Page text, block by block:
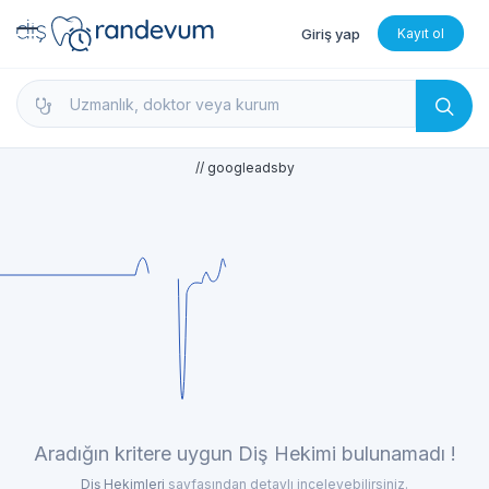
dishekimleri.net - Diş Hekimi Bul, Yorumları İncele
Giriş yap Kayıt ol
// googleadsby
Aradığın kritere uygun Diş Hekimi bulunamadı !
Diş Hekimleri sayfasından detaylı inceleyebilirsiniz.